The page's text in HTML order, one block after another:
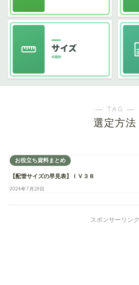
― TAG ―
選定方法
お役立ち資料まとめ
【配管サイズの早見表】ＩＶ３８
2024年7月29日
スポンサーリンク